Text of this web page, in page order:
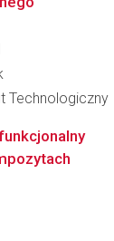
Technologiczny